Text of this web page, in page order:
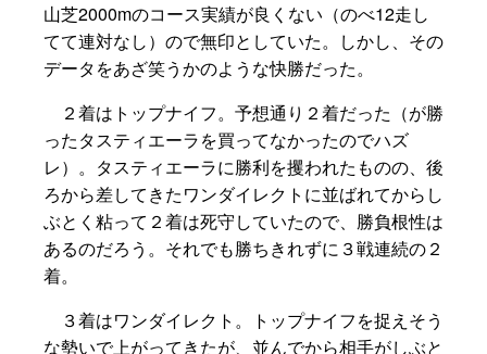
山芝2000mのコース実績が良くない（のべ12走し
てて連対なし）ので無印としていた。しかし、その
データをあざ笑うかのような快勝だった。
２着はトップナイフ。予想通り２着だった（が勝
ったタスティエーラを買ってなかったのでハズ
レ）。タスティエーラに勝利を攫われたものの、後
ろから差してきたワンダイレクトに並ばれてからし
ぶとく粘って２着は死守していたので、勝負根性は
あるのだろう。それでも勝ちきれずに３戦連続の２
着。
３着はワンダイレクト。トップナイフを捉えそう
な勢いで上がってきたが、並んでから相手がしぶと